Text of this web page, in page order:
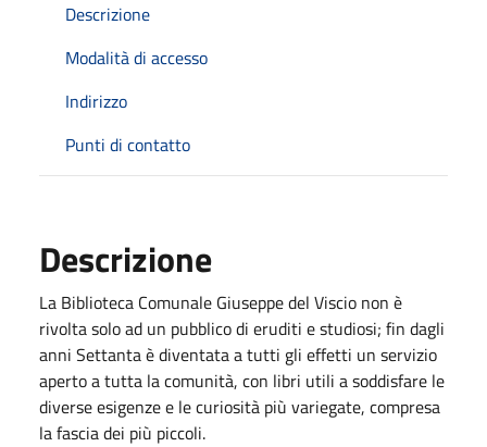
Descrizione
Modalità di accesso
Indirizzo
Punti di contatto
Descrizione
La Biblioteca Comunale Giuseppe del Viscio non è
rivolta solo ad un pubblico di eruditi e studiosi; fin dagli
anni Settanta è diventata a tutti gli effetti un servizio
aperto a tutta la comunità, con libri utili a soddisfare le
diverse esigenze e le curiosità più variegate, compresa
la fascia dei più piccoli.